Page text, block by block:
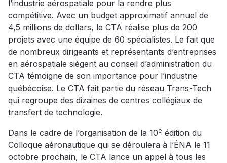
l’industrie aérospatiale pour la rendre plus
compétitive. Avec un budget approximatif annuel de
4,5 millions de dollars, le CTA réalise plus de 200
projets avec une équipe de 60 spécialistes. Le fait que
de nombreux dirigeants et représentants d’entreprises
en aérospatiale siègent au conseil d’administration du
CTA témoigne de son importance pour l’industrie
québécoise. Le CTA fait partie du réseau Trans-Tech
qui regroupe des dizaines de centres collégiaux de
transfert de technologie.
Dans le cadre de l’organisation de la 10e édition du
Colloque aéronautique qui se déroulera à l’ÉNA le 11
octobre prochain, le CTA lance un appel à tous les